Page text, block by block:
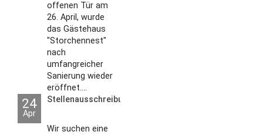
offenen Tür am
26. April, wurde
das Gästehaus
"Storchennest"
nach
umfangreicher
Sanierung wieder
eröffnet....
24
Apr
Stellenausschreibungen
Wir suchen eine